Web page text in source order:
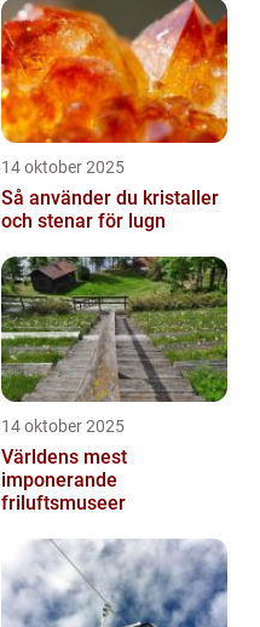
14 oktober 2025
Så använder du kristaller
och stenar för lugn
14 oktober 2025
Världens mest
imponerande
friluftsmuseer